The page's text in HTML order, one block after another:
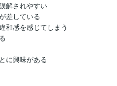
解されやすい
差している
和感を感じてしまう
に興味がある